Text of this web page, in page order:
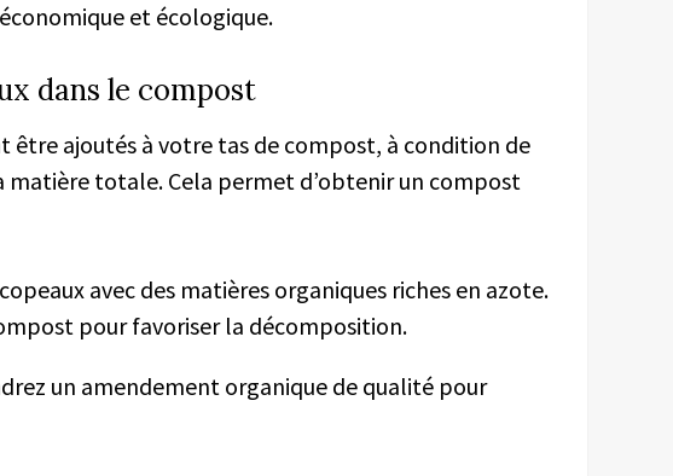
et écologique.
dans le compost
être ajoutés à votre tas de compost, à condition de
matière totale. Cela permet d’obtenir un compost
avec des matières organiques riches en azote.
pour favoriser la décomposition.
un amendement organique de qualité pour